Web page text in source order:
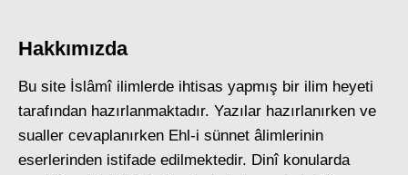
Hakkımızda
Bu site İslâmî ilimlerde ihtisas yapmış bir ilim heyeti
tarafından hazırlanmaktadır. Yazılar hazırlanırken ve
sualler cevaplanırken Ehl-i sünnet âlimlerinin
eserlerinden istifade edilmektedir. Dinî konularda